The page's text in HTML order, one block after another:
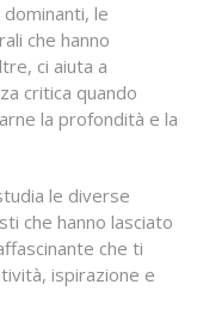
le
che hanno
ci aiuta a
critica quando
la profondità e la
le diverse
che hanno lasciato
che ti
ispirazione e